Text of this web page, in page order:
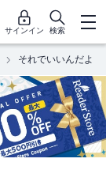
サインイン 検索
それでいいんだよ